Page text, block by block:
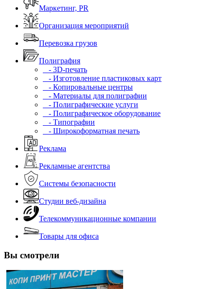
Маркетинг, PR
Организация мероприятий
Перевозка грузов
Полиграфия
- 3D-печать
- Изготовление пластиковых карт
- Копировальные центры
- Материалы для полиграфии
- Полиграфические услуги
- Полиграфическое оборудование
- Типографии
- Широкоформатная печать
Реклама
Рекламные агентства
Системы безопасности
Студии веб-дизайна
Телекоммуникационные компании
Товары для офиса
Вы смотрели